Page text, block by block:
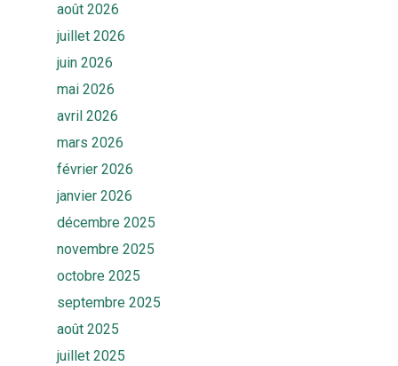
août 2026
juillet 2026
juin 2026
mai 2026
avril 2026
mars 2026
février 2026
janvier 2026
décembre 2025
novembre 2025
octobre 2025
septembre 2025
août 2025
juillet 2025